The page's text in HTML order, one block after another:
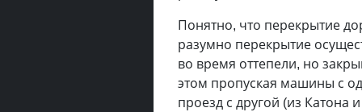
Понятно, что перекрытие
разумно перекрытие
во время оттепели, но
этом пропуская машины с
проезд с другой (из Катона